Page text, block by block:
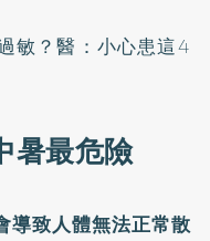
敏？醫：小心患這4
暑最危險
導致人體無法正常散